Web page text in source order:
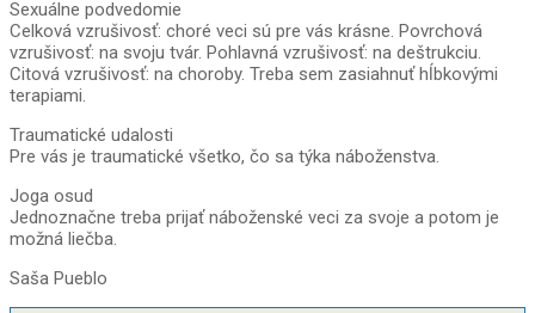
Sexuálne podvedomie
Celková vzrušivosť: choré veci sú pre vás krásne. Povrchová
vzrušivosť: na svoju tvár. Pohlavná vzrušivosť: na deštrukciu.
Citová vzrušivosť: na choroby. Treba sem zasiahnuť hĺbkovými
terapiami.
Traumatické udalosti
Pre vás je traumatické všetko, čo sa týka náboženstva.
Joga osud
Jednoznačne treba prijať náboženské veci za svoje a potom je
možná liečba.
Saša Pueblo